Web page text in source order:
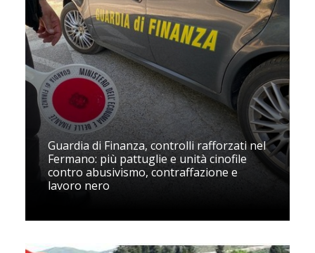
Guardia di Finanza, controlli rafforzati nel
Fermano: più pattuglie e unità cinofile
contro abusivismo, contraffazione e
lavoro nero